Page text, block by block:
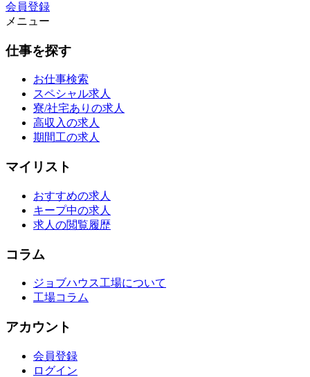
会員登録
メニュー
仕事を探す
お仕事検索
スペシャル求人
寮/社宅ありの求人
高収入の求人
期間工の求人
マイリスト
おすすめの求人
キープ中の求人
求人の閲覧履歴
コラム
ジョブハウス工場について
工場コラム
アカウント
会員登録
ログイン